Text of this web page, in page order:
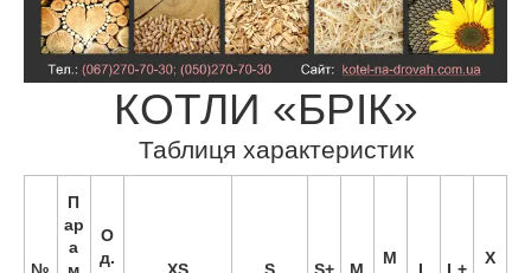
КОТЛИ «БРІК»
Таблиця характеристик
№
П
ар
а
м
О
д.
XS S S+ M
M
L L+
X